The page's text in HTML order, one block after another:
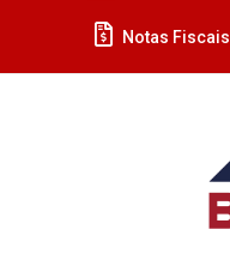
Notas Fiscais